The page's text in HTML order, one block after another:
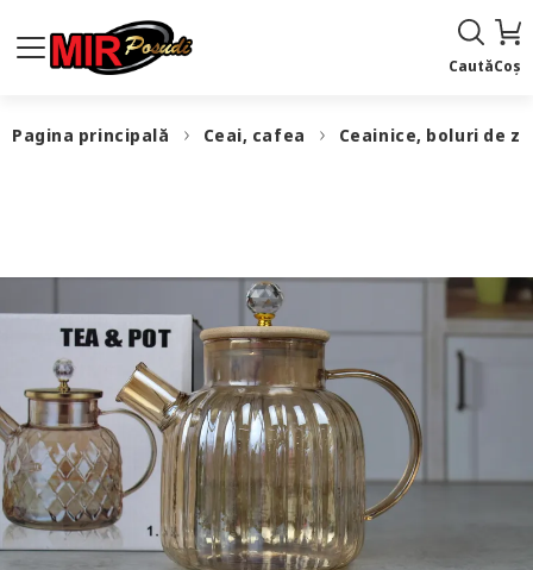
CautăCoș
Pagina principală Ceai, cafea Ceainice, boluri de